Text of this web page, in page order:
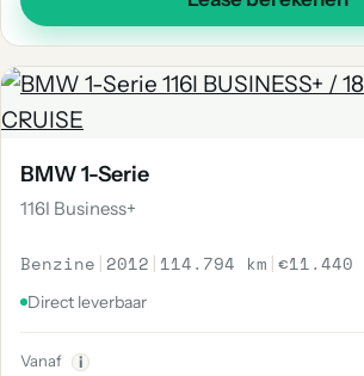
BMW 1-Serie
116I Business+
Benzine | 2012 | 114.794 km |€11.440
Direct leverbaar
Vanaf i